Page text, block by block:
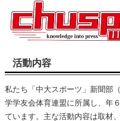
活動内容
私たち「中大スポーツ」新聞部
学学友会体育連盟に所属し、年
ています。主な活動内容は取材